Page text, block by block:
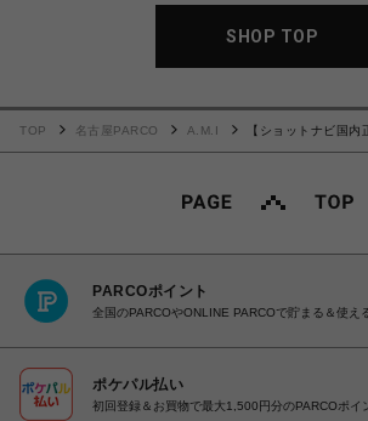
SHOP TOP
TOP 名古屋PARCO A.M.I
【ショットナビ国
PARCOポイント
全国のPARCOやONLINE PARCOで貯まる＆使え
ポケパル払い
初回登録＆お買物で最大1,500円分のPARCOポイ